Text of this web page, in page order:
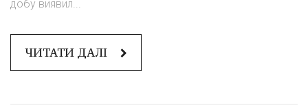
добу виявил...
ЧИТАТИ ДАЛІ